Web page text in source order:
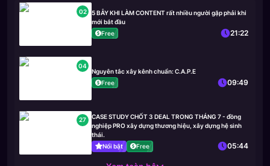
02
5 BẪY KHI LÀM CONTENT rất nhiều người gặp phải khi
mới bắt đầu
Free
21:22
04
Nguyên tắc xây kênh chuẩn: C.A.P.E
Free
09:49
27
CASE STUDY CHỐT 3 DEAL TRONG THÁNG 7 - đồng
nghiệp PRO xây dựng thương hiệu, xây dựng hệ sinh
thái.
Nổi bật
Free 05:44